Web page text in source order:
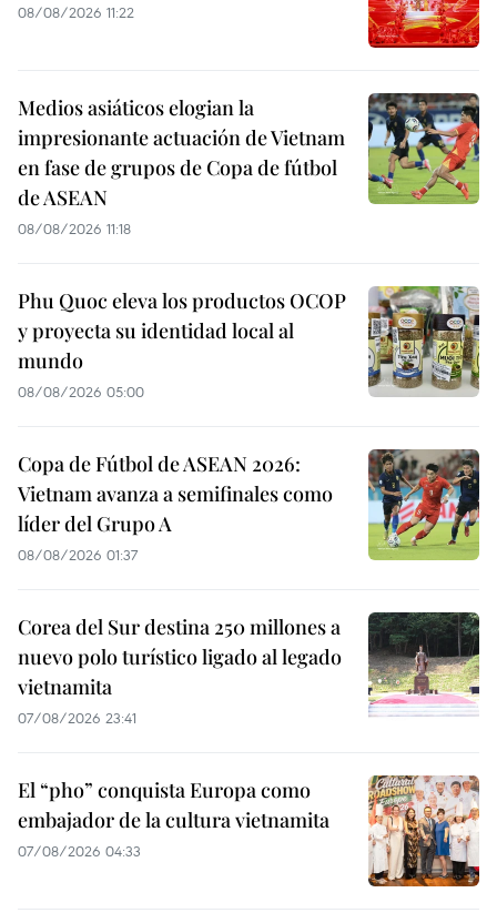
08/08/2026 11:22
Medios asiáticos elogian la
impresionante actuación de Vietnam
en fase de grupos de Copa de fútbol
de ASEAN
08/08/2026 11:18
Phu Quoc eleva los productos OCOP
y proyecta su identidad local al
mundo
08/08/2026 05:00
Copa de Fútbol de ASEAN 2026:
Vietnam avanza a semifinales como
líder del Grupo A
08/08/2026 01:37
Corea del Sur destina 250 millones a
nuevo polo turístico ligado al legado
vietnamita
07/08/2026 23:41
El “pho” conquista Europa como
embajador de la cultura vietnamita
07/08/2026 04:33